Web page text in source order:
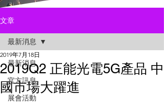
文章
最新消息
官方訊息
展會活動
最新消息
2019Q2 正能光電5G產品 中
國市場大躍進
2019年7月18日